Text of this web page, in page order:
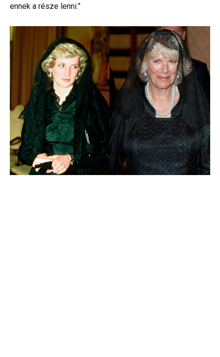
ennek a része lenni.”